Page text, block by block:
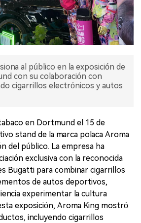
al público en la exposición de
con su colaboración con
cigarrillos electrónicos y autos
en Dortmund el 15 de
stand de la marca polaca Aroma
del público. La empresa ha
exclusiva con la reconocida
Bugatti para combinar cigarrillos
de autos deportivos,
experimentar la cultura
exposición, Aroma King mostró
incluyendo cigarrillos